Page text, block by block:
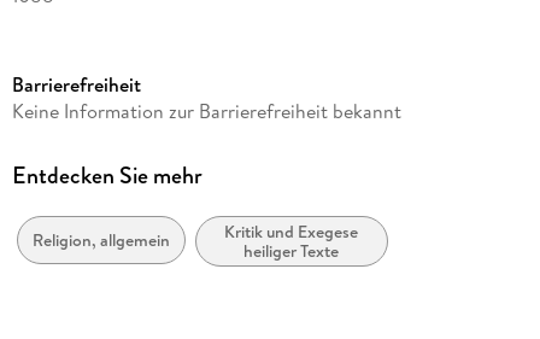
Autor/Autorin
Verlag/Hersteller
Produktart
kartoniert
Barrierefreiheit
Keine Information zur Barrierefreiheit bekannt
Entdecken Sie mehr
Religion, allgemein
Kritik und Exegese
heiliger Texte